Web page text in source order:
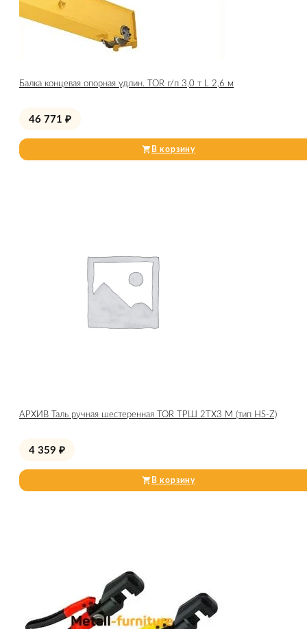
Балка концевая опорная удлин. TOR г/п 3,0 т L 2,6 м
46 771 ₽
В корзину
АРХИВ Таль ручная шестеренная TOR ТРШ 2ТХ3 М (тип HS-Z)
4 359 ₽
В корзину